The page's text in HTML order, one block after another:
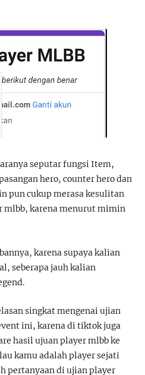
seputar fungsi Item,
hero, counter hero dan
pun cukup merasa kesulitan
mlbb, karena menurut mimin
karena supaya kalian
seberapa jauh kalian
singkat mengenai ujian
ini, karena di tiktok juga
hasil ujuan player mlbb ke
kamu adalah player sejati
pertanyaan di ujian player